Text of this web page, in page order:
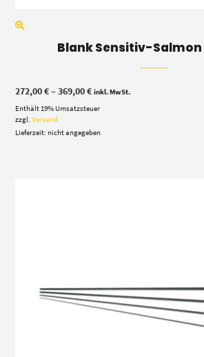
Blank Sensitiv-
272,00€–369,00€Preisspanne:
bis
inkl. MwSt.
Enthält 19% Umsatzsteuer
zzgl.Versand
Lieferzeit: nicht angegeben